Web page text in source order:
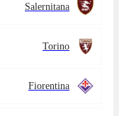
Salernitana
Torino
Fiorentina